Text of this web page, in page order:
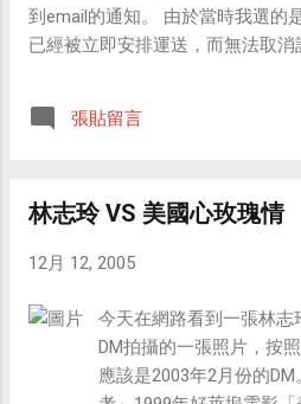
到email的通知。 由於當時我選的
已經被立即安排運送，而無法取消
願意取消交易才能退款。 於是我
剩下還沒購買的四樣東西，也選
信中大意是說： 「很抱歉，因為
後立刻提出這樣的需求，所以我們
的運費。」 兩筆訂單的運費分別是
而他們選擇退還我較多的那個運費
反而比我一次訂購七樣東西的運
的運送速度的運費還要少。 從這
張貼留言
林志玲 VS 美國心玫瑰情
12月 12, 2005
今天在網路看到一張林
DM拍攝的一張照片，按
應該是2003年2月份的